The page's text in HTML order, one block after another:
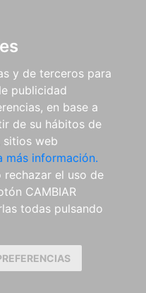
y de terceros para
publicidad
en base a
de su hábitos de
sitios web
más información.
el uso de
CAMBIAR
todas pulsando